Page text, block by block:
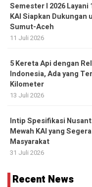
Semester I 2026
KAI Siapkan Dukungan
Sumut-Aceh
11 Juli 2026
5 Kereta Api dengan
Indonesia, Ada yang
Kilometer
13 Juli 2026
Intip Spesifikasi
Mewah KAI yang
Masyarakat
31 Juli 2026
Recent News